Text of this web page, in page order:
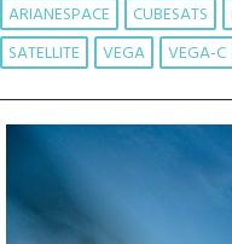
ARIANESPACE CUBESATS
SATELLITE
VEGA VEGA-C